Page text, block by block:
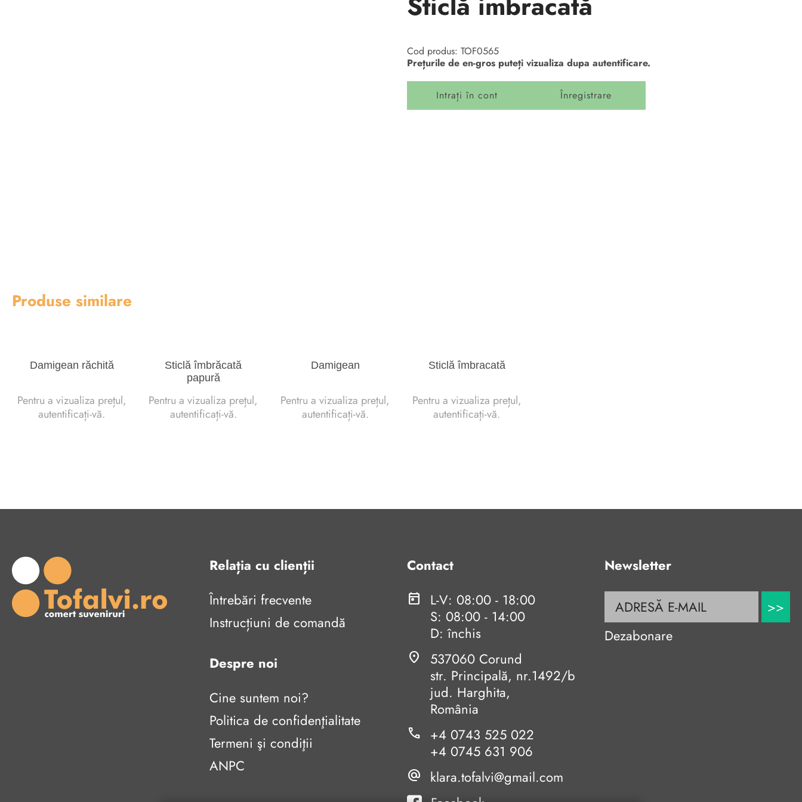
Cod produs: TOF0565
Prețurile de en-gros puteți vizualiza dupa autentificare.
Intrați în cont Înregistrare
Produse similare
Damigean răchită
Pentru a vizualiza prețul,
autentificați-vă.
Sticlă îmbrăcată
papură
Pentru a vizualiza prețul,
autentificați-vă.
Damigean
Pentru a vizualiza prețul,
autentificați-vă.
Sticlă îmbracată
Pentru a vizualiza prețul,
autentificați-vă.
Relația cu clienții
Întrebări frecvente
Instrucțiuni de comandă
Despre noi
Cine suntem noi?
Politica de confidenţialitate
Termeni şi condiţii
ANPC
Contact
today
L-V: 08:00 - 18:00
S: 08:00 - 14:00
D: închis
location_on
537060 Corund
str. Principală, nr.1492/b
jud. Harghita,
România
phone
+4 0743 525 022
+4 0745 631 906
alternate_email
klara.tofalvi@gmail.com
Newsletter
>>
Dezabonare